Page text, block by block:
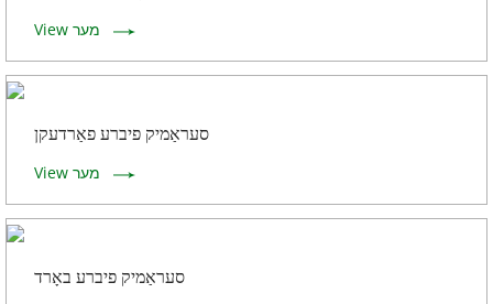
View מער
סעראַמיק פיברע פאַרדעקן
View מער
סעראַמיק פיברע באָרד